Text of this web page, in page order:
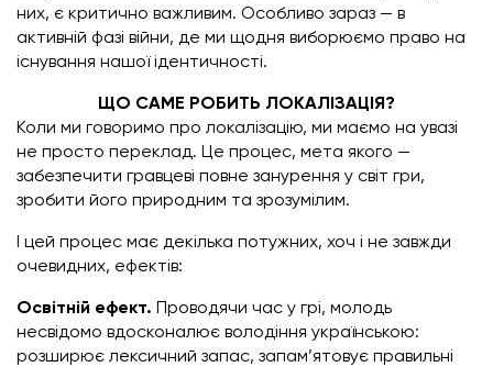
них, є критично важливим. Особливо зараз — в
активній фазі війни, де ми щодня виборюємо право на
існування нашої ідентичності.
ЩО САМЕ РОБИТЬ ЛОКАЛІЗАЦІЯ?
Коли ми говоримо про локалізацію, ми маємо на увазі
не просто переклад. Це процес, мета якого —
забезпечити гравцеві повне занурення у світ гри,
зробити його природним та зрозумілим.
І цей процес має декілька потужних, хоч і не завжди
очевидних, ефектів:
Освітній ефект. Проводячи час у грі, молодь
несвідомо вдосконалює володіння українською:
розширює лексичний запас, запам’ятовує правильні